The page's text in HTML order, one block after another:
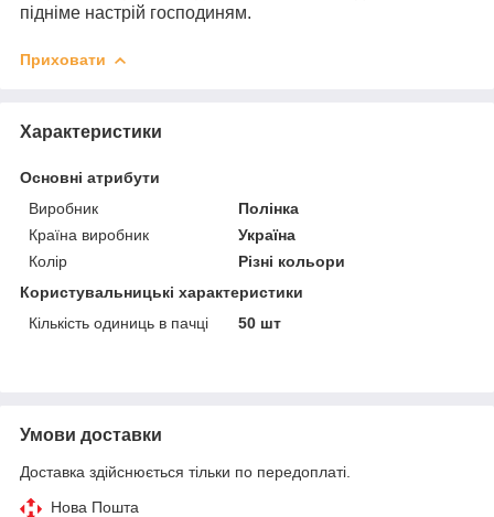
підніме настрій господиням.
Приховати
Характеристики
Основні атрибути
Виробник
Полінка
Країна виробник
Україна
Колір
Різні кольори
Користувальницькі характеристики
Кількість одиниць в пачці
50 шт
Умови доставки
Доставка здійснюється тільки по передоплаті.
Нова Пошта